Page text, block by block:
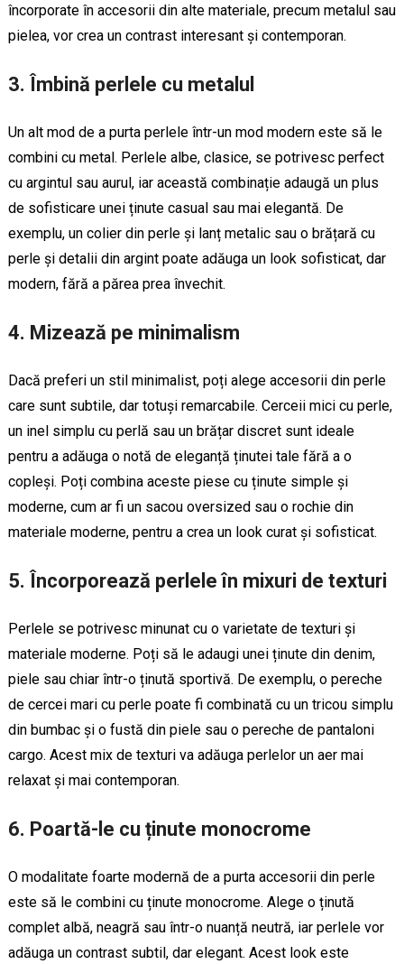
încorporate în accesorii din alte materiale, precum metalul sau
pielea, vor crea un contrast interesant și contemporan.
3. Îmbină perlele cu metalul
Un alt mod de a purta perlele într-un mod modern este să le
combini cu metal. Perlele albe, clasice, se potrivesc perfect
cu argintul sau aurul, iar această combinație adaugă un plus
de sofisticare unei ținute casual sau mai elegantă. De
exemplu, un colier din perle și lanț metalic sau o brățară cu
perle și detalii din argint poate adăuga un look sofisticat, dar
modern, fără a părea prea învechit.
4. Mizează pe minimalism
Dacă preferi un stil minimalist, poți alege accesorii din perle
care sunt subtile, dar totuși remarcabile. Cerceii mici cu perle,
un inel simplu cu perlă sau un brățar discret sunt ideale
pentru a adăuga o notă de eleganță ținutei tale fără a o
copleși. Poți combina aceste piese cu ținute simple și
moderne, cum ar fi un sacou oversized sau o rochie din
materiale moderne, pentru a crea un look curat și sofisticat.
5. Încorporează perlele în mixuri de texturi
Perlele se potrivesc minunat cu o varietate de texturi și
materiale moderne. Poți să le adaugi unei ținute din denim,
piele sau chiar într-o ținută sportivă. De exemplu, o pereche
de cercei mari cu perle poate fi combinată cu un tricou simplu
din bumbac și o fustă din piele sau o pereche de pantaloni
cargo. Acest mix de texturi va adăuga perlelor un aer mai
relaxat și mai contemporan.
6. Poartă-le cu ținute monocrome
O modalitate foarte modernă de a purta accesorii din perle
este să le combini cu ținute monocrome. Alege o ținută
complet albă, neagră sau într-o nuanță neutră, iar perlele vor
adăuga un contrast subtil, dar elegant. Acest look este